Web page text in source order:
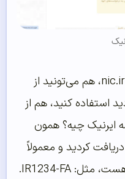
بعد از اون، برای ورود به سایت nic.ir، هم می‌تونید از
استفاده کنید، هم از
ایرنیک چیه؟ همون
کدی که بعد از ثبت‌نام از nic.ir دریافت کردید و معمولاً
یه ترکیب از حروف بزرگ و عدد هست، مثل: IR1234-FA.